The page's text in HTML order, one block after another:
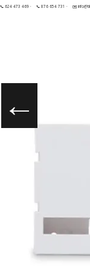
📞 624 473 469 · 📞 876 654 731 · ✉️
←